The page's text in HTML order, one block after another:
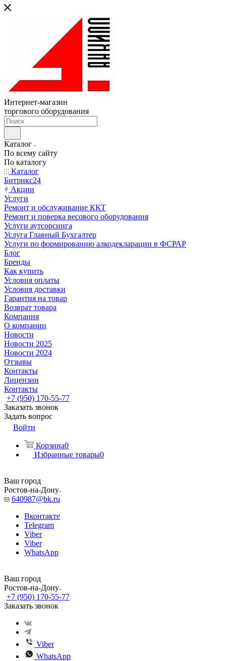
Интернет-магазин
торгового оборудования
Каталог
По всему сайту
По каталогу
Каталог
Битрикс24
Акции
Услуги
Ремонт и обслуживание ККТ
Ремонт и поверка весового оборудования
Услуги аутсорсинга
Услуга Главный Бухгалтер
Услуги по формированию алкодекларации в ФСРАР
Блог
Бренды
Как купить
Условия оплаты
Условия доставки
Гарантия на товар
Возврат товара
Компания
О компании
Новости
Новости 2025
Новости 2024
Отзывы
Контакты
Лицензии
Контакты
+7 (950) 170-55-77
Заказать звонок
Задать вопрос
Войти
Корзина0
Избранные товары0
Ваш город
Ростов-на-Дону
640987@bk.ru
Вконтакте
Telegram
Viber
Viber
WhatsApp
Ваш город
Ростов-на-Дону
+7 (950) 170-55-77
Заказать звонок
Viber
WhatsApp